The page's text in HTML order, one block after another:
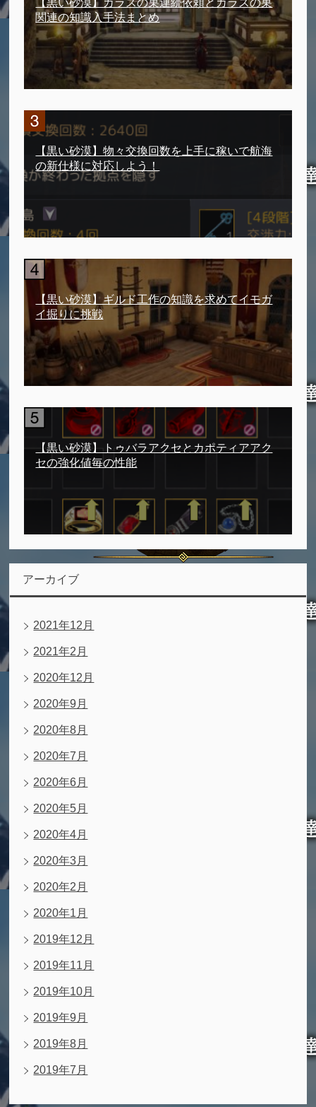
関連の知識入手法まとめ
【黒い砂漠】物々交換回数を上手に稼いで航海
の新仕様に対応しよう！
【黒い砂漠】ギルド工作の知識を求めてイモガ
イ掘りに挑戦
【黒い砂漠】トゥバラアクセとカポティアアク
セの強化値毎の性能
アーカイブ
2021年12月
2021年2月
2020年12月
2020年9月
2020年8月
2020年7月
2020年6月
2020年5月
2020年4月
2020年3月
2020年2月
2020年1月
2019年12月
2019年11月
2019年10月
2019年9月
2019年8月
2019年7月